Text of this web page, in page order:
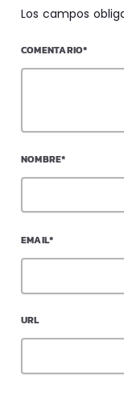
Los campos
COMENTARIO*
NOMBRE*
EMAIL*
URL